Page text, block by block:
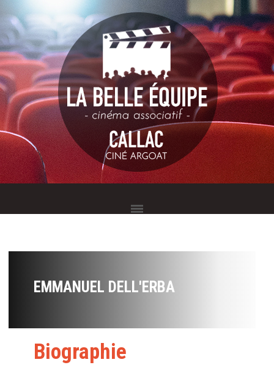
EMMANUEL DELL'ERBA
Biographie